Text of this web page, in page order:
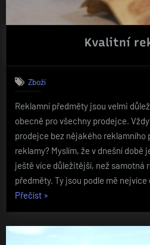
Kvalitní
Zboží
Reklamní předměty jsou velmi
obecně pro všechny prodejce.
prodejce bez nějakého reklamního
reklamy? Myslím, že v dnešní době
ještě více důležitější, než samotná
předměty. Ty jsou podle mě
Přečíst„Kvalitní
»